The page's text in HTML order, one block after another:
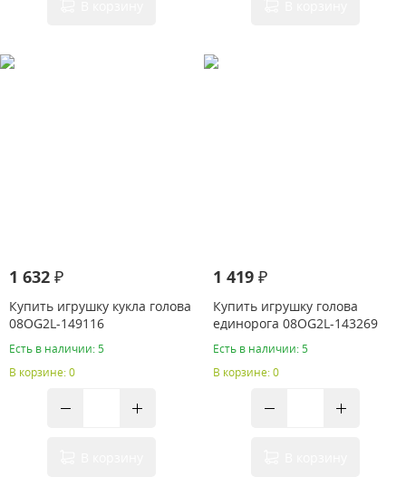
1 632 ₽
Купить игрушку кукла голова
08OG2L-149116
Есть в наличии: 5
В корзине: 0
1 419 ₽
Купить игрушку голова
единорога 08OG2L-143269
Есть в наличии: 5
В корзине: 0